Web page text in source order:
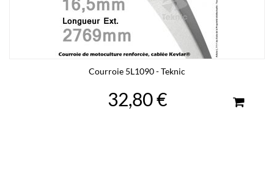
Courroie 5L1090 - Teknic
32,80 €